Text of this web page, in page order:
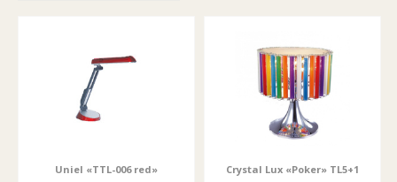
Uniel «TTL-006 red» Crystal Lux «Poker» TL5+1